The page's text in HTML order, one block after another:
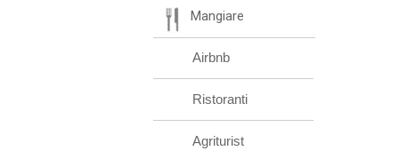
Mangiare
Airbnb
Ristoranti
Agriturist